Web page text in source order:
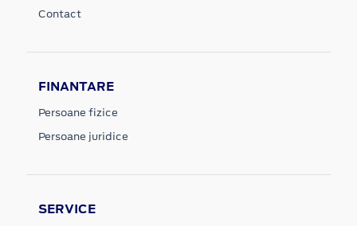
Contact
FINANTARE
Persoane fizice
Persoane juridice
SERVICE